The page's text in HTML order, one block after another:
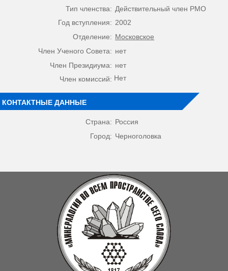
Тип членства: Действительный член РМО
Год вступления: 2002
Отделение: Московское
Член Ученого Совета: нет
Член Президиума: нет
Член комиссий: Нет
КОНТАКТНЫЕ ДАННЫЕ
Страна: Россия
Город: Черноголовка